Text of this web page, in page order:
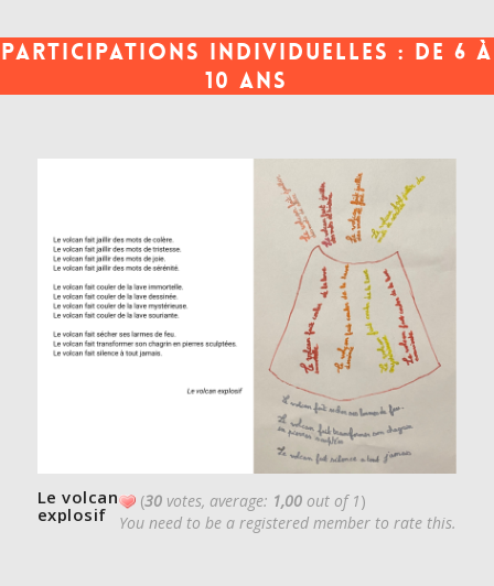
Participations individuelles : de 6 à
10 ans
(30 votes, average: 1,00 out of 1)
You need to be a registered member to rate this.
Le volcan
explosif